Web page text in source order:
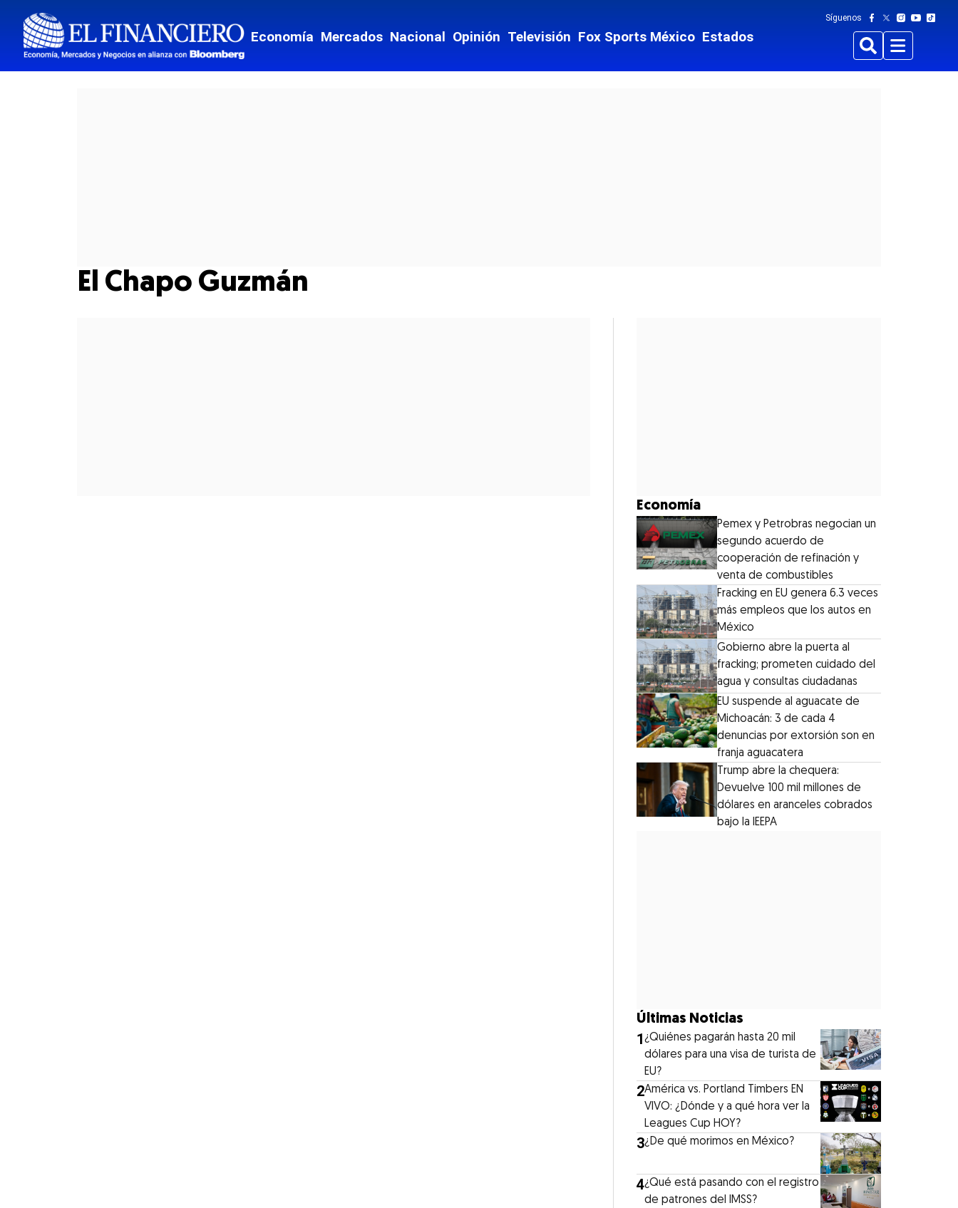
Economía Mercados Nacional Opinión Televisión Fox Sports México Estados
Síguenos
BuscarMenu
El Chapo Guzmán
Economía
Pemex y Petrobras negocian un
segundo acuerdo de
cooperación de refinación y
venta de combustibles
Fracking en EU genera 6.3 veces
más empleos que los autos en
México
Gobierno abre la puerta al
fracking; prometen cuidado del
agua y consultas ciudadanas
EU suspende al aguacate de
Michoacán: 3 de cada 4
denuncias por extorsión son en
franja aguacatera
Trump abre la chequera:
Devuelve 100 mil millones de
dólares en aranceles cobrados
bajo la IEEPA
Últimas Noticias
1¿Quiénes pagarán hasta 20 mil
dólares para una visa de turista de
EU?
2América vs. Portland Timbers EN
VIVO: ¿Dónde y a qué hora ver la
Leagues Cup HOY?
3¿De qué morimos en México?
4¿Qué está pasando con el registro
de patrones del IMSS?